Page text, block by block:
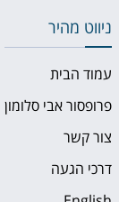
ניווט מהיר
עמוד הבית
פרופסור אבי סלומון
צור קשר
דרכי הגעה